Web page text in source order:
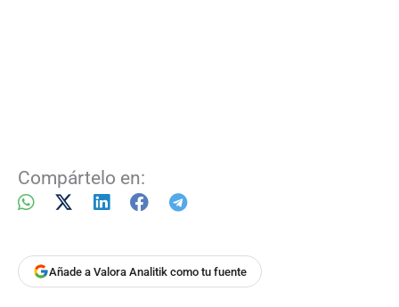
Compártelo en:
Añade a Valora Analitik como tu fuente